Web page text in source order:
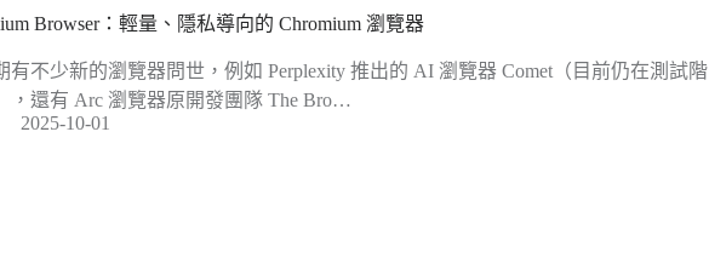
Browser：輕量、隱私導向的 Chromium 瀏覽器
有不少新的瀏覽器問世，例如 Perplexity 推出的 AI 瀏覽器 Comet（目前仍在測試階
，還有 Arc 瀏覽器原開發團隊 The Bro…
2025-10-01